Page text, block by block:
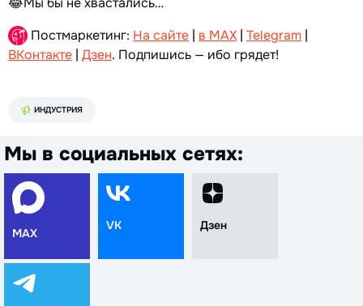
Постмаркетинг: На сайте | в MAX | Telegram |
ВКонтакте | Дзен. Подпишись — ибо грядет!
ИНДУСТРИЯ
Мы в социальных сетях:
MAX
VK Дзен